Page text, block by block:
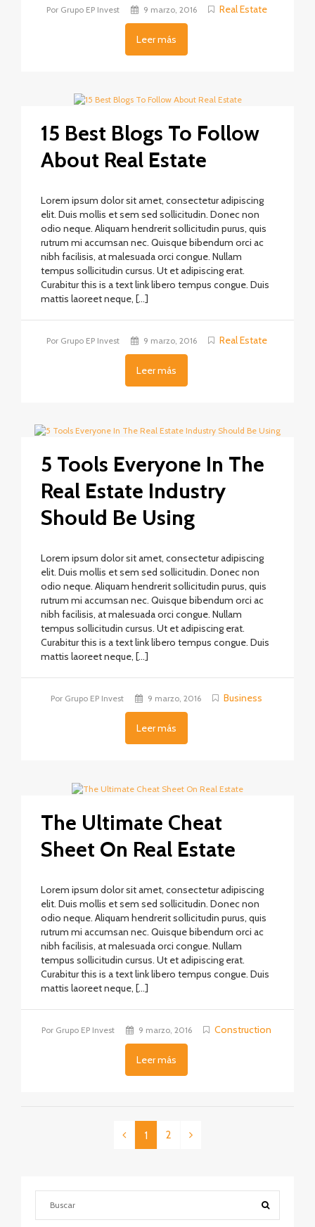
Por Grupo EP Invest 9 marzo, 2016 Real Estate
Leer más
15 Best Blogs To Follow
About Real Estate
Lorem ipsum dolor sit amet, consectetur adipiscing
elit. Duis mollis et sem sed sollicitudin. Donec non
odio neque. Aliquam hendrerit sollicitudin purus, quis
rutrum mi accumsan nec. Quisque bibendum orci ac
nibh facilisis, at malesuada orci congue. Nullam
tempus sollicitudin cursus. Ut et adipiscing erat.
Curabitur this is a text link libero tempus congue. Duis
mattis laoreet neque, […]
Por Grupo EP Invest 9 marzo, 2016 Real Estate
Leer más
5 Tools Everyone In The
Real Estate Industry
Should Be Using
Lorem ipsum dolor sit amet, consectetur adipiscing
elit. Duis mollis et sem sed sollicitudin. Donec non
odio neque. Aliquam hendrerit sollicitudin purus, quis
rutrum mi accumsan nec. Quisque bibendum orci ac
nibh facilisis, at malesuada orci congue. Nullam
tempus sollicitudin cursus. Ut et adipiscing erat.
Curabitur this is a text link libero tempus congue. Duis
mattis laoreet neque, […]
Por Grupo EP Invest 9 marzo, 2016 Business
Leer más
The Ultimate Cheat
Sheet On Real Estate
Lorem ipsum dolor sit amet, consectetur adipiscing
elit. Duis mollis et sem sed sollicitudin. Donec non
odio neque. Aliquam hendrerit sollicitudin purus, quis
rutrum mi accumsan nec. Quisque bibendum orci ac
nibh facilisis, at malesuada orci congue. Nullam
tempus sollicitudin cursus. Ut et adipiscing erat.
Curabitur this is a text link libero tempus congue. Duis
mattis laoreet neque, […]
Por Grupo EP Invest 9 marzo, 2016 Construction
Leer más
1 2